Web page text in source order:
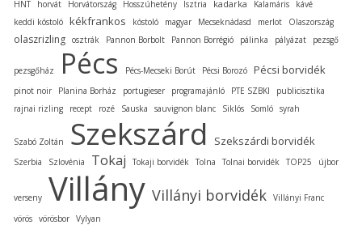
HNT
horvát Horvátország Hosszúhetény Isztria kadarka Kalamáris
kávé
keddi kóstoló kékfrankos kóstoló magyar Mecseknádasd merlot Olaszország
olaszrizling osztrák Pannon Borbolt Pannon Borrégió pálinka pályázat pezsgő
pezsgőház Pécs Pécs-Mecseki Borút Pécsi Borozó Pécsi borvidék
pinot noir Planina Borház portugieser programajánló PTE SZBKI
publicisztika
rajnai rizling
recept rozé Sauska sauvignon blanc Siklós Somló syrah
Szabó Zoltán Szekszárd Szekszárdi borvidék
Szerbia Szlovénia Tokaj Tokaji borvidék Tolna Tolnai borvidék TOP25 újbor
verseny Villány Villányi borvidék Villányi Franc
vörös vörösbor Vylyan